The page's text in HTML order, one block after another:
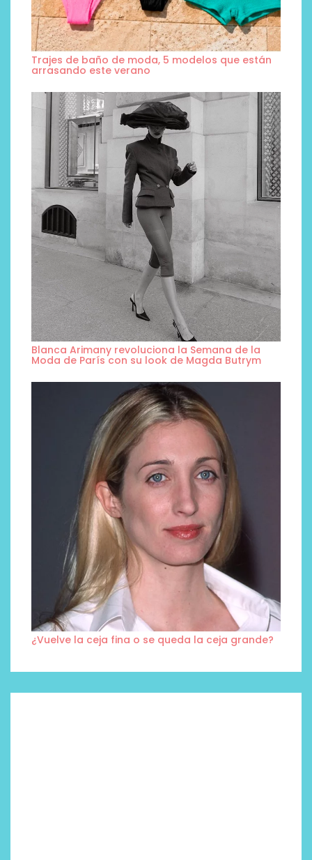
Trajes de baño de moda, 5 modelos que están
arrasando este verano
Blanca Arimany revoluciona la Semana de la
Moda de París con su look de Magda Butrym
¿Vuelve la ceja fina o se queda la ceja grande?